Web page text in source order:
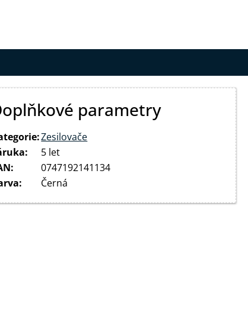
parametry
:Zesilovače
:
5 let
:
0747192141134
: Černá